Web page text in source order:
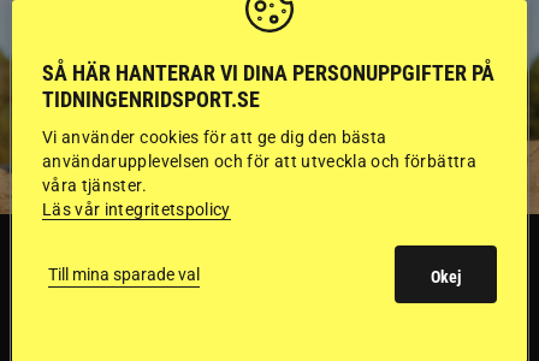
SÅ HÄR HANTERAR VI DINA PERSONUPPGIFTER PÅ
TIDNINGENRIDSPORT.SE
Vi använder cookies för att ge dig den bästa
användarupplevelsen och för att utveckla och förbättra
våra tjänster.
Läs vår integritetspolicy
Till mina sparade val Okej